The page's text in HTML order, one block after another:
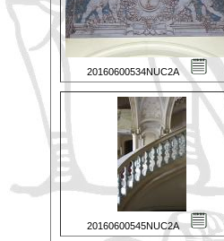
20160600534NUC2A
20160600545NUC2A